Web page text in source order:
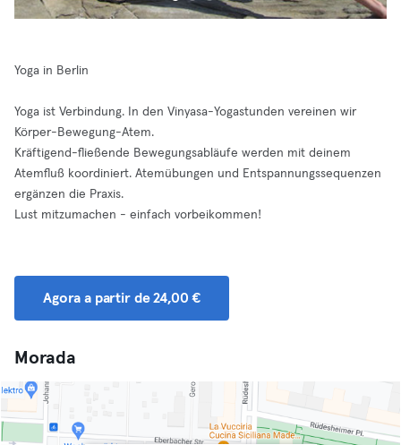
Yoga in Berlin
Yoga ist Verbindung. In den Vinyasa-Yogastunden vereinen wir
Körper-Bewegung-Atem.
Kräftigend-fließende Bewegungsabläufe werden mit deinem
Atemfluß koordiniert. Atemübungen und Entspannungssequenzen
ergänzen die Praxis.
Lust mitzumachen - einfach vorbeikommen!
Agora a partir de 24,00 €
Morada